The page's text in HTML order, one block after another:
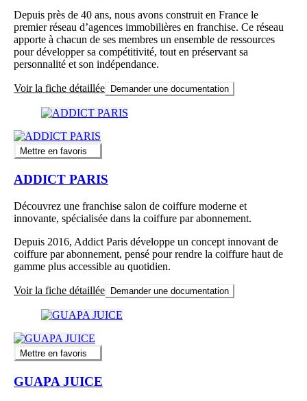
Depuis près de 40 ans, nous avons construit en France le
premier réseau d’agences immobilières en franchise. Ce réseau
apporte à chacun de ses membres un ensemble de ressources
pour développer sa compétitivité, tout en préservant sa
personnalité et son indépendance.
Voir la fiche détaillée Demander une documentation
Mettre en favoris
ADDICT PARIS
Découvrez une franchise salon de coiffure moderne et
innovante, spécialisée dans la coiffure par abonnement.
Depuis 2016, Addict Paris développe un concept innovant de
coiffure par abonnement, pensé pour rendre la coiffure haut de
gamme plus accessible au quotidien.
Voir la fiche détaillée Demander une documentation
Mettre en favoris
GUAPA JUICE